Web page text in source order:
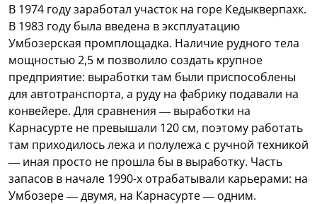
В 1974 году заработал участок на горе Кедыкверпахк.
В 1983 году была введена в эксплуатацию
Умбозерская промплощадка. Наличие рудного тела
мощностью 2,5 м позволило создать крупное
предприятие: выработки там были приспособлены
для автотранспорта, а руду на фабрику подавали на
конвейере. Для сравнения — выработки на
Карнасурте не превышали 120 см, поэтому работать
там приходилось лежа и полулежа с ручной техникой
— иная просто не прошла бы в выработку. Часть
запасов в начале 1990-х отрабатывали карьерами: на
Умбозере — двумя, на Карнасурте — одним.